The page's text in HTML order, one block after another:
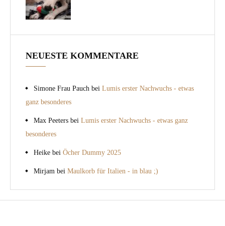
NEUESTE KOMMENTARE
Simone Frau Pauch bei Lumis erster Nachwuchs - etwas
ganz besonderes
Max Peeters bei Lumis erster Nachwuchs - etwas ganz
besonderes
Heike bei Öcher Dummy 2025
Mirjam bei Maulkorb für Italien - in blau ;)